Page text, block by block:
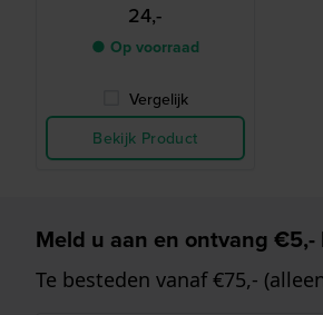
24,-
● Op voorraad
Vergelijk
Bekijk Product
Meld u aan en ontvang
Te besteden vanaf €75,-